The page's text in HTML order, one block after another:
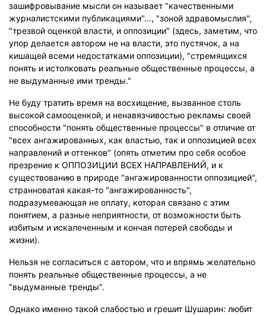
зашифровывание мысли он называет "качественными
журналистскими публикациями"…, "зоной здравомыслия",
"трезвой оценкой власти, и оппозиции" (здесь, заметим, что
упор делается автором не на власти, это пустячок, а на
кишащей всеми недостатками оппозиции), "стремящихся
понять и истолковать реальные общественные процессы, а
не выдуманные ими тренды."
Не буду тратить время на восхищение, вызванное столь
высокой самооценкой, и ненавязчивостью рекламы своей
способности "понять общественные процессы" в отличие от
"всех ангажированных, как властью, так и оппозицией всех
направлений и оттенков" (опять отметим про себя особое
презрение к ОППОЗИЦИИ ВСЕХ НАПРАВЛЕНИЙ, и к
существованию в природе "ангажированности оппозицией",
странноватая какая-то "ангажированность",
подразумевающая не оплату, которая связано с этим
понятием, а разные неприятности, от возможности быть
избитым и искалеченным и кончая потерей свободы и
жизни).
Нельзя не согласиться с автором, что и впрямь желательно
понять реальные общественные процессы, а не
"выдуманные тренды".
Однако именно такой слабостью и грешит Шушарин: любит